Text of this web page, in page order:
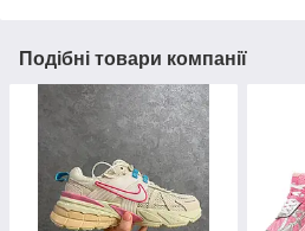
Подібні товари компанії